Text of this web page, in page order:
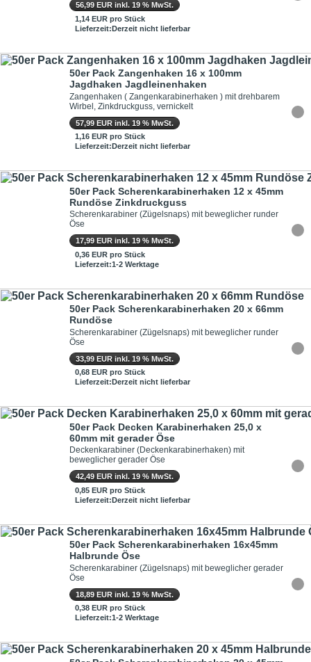
56,99 EUR inkl. 19 % MwSt.
1,14 EUR pro Stück
Lieferzeit:Derzeit nicht lieferbar
50er Pack Zangenhaken 16 x 100mm
Jagdhaken Jagdleinenhaken
Zangenhaken ( Zangenkarabinerhaken ) mit drehbarem
Wirbel, Zinkdruckguss, vernickelt
57,99 EUR inkl. 19 % MwSt.
1,16 EUR pro Stück
Lieferzeit:Derzeit nicht lieferbar
50er Pack Scherenkarabinerhaken 12 x 45mm
Rundöse Zinkdruckguss
Scherenkarabiner (Zügelsnaps) mit beweglicher runder
Öse
17,99 EUR inkl. 19 % MwSt.
0,36 EUR pro Stück
Lieferzeit:1-2 Werktage
50er Pack Scherenkarabinerhaken 20 x 66mm
Rundöse
Scherenkarabiner (Zügelsnaps) mit beweglicher runder
Öse
33,99 EUR inkl. 19 % MwSt.
0,68 EUR pro Stück
Lieferzeit:Derzeit nicht lieferbar
50er Pack Decken Karabinerhaken 25,0 x
60mm mit gerader Öse
Deckenkarabiner (Deckenkarabinerhaken) mit
beweglicher gerader Öse
42,49 EUR inkl. 19 % MwSt.
0,85 EUR pro Stück
Lieferzeit:Derzeit nicht lieferbar
50er Pack Scherenkarabinerhaken 16x45mm
Halbrunde Öse
Scherenkarabiner (Zügelsnaps) mit beweglicher gerader
Öse
18,89 EUR inkl. 19 % MwSt.
0,38 EUR pro Stück
Lieferzeit:1-2 Werktage